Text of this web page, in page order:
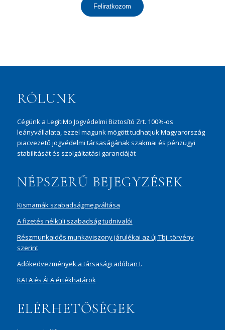
Feliratkozom
RÓLUNK
Cégünk a LegitiMo Jogvédelmi Biztosító Zrt. 100%-os
leányvállalata, ezzel magunk mögött tudhatjuk Magyarország
piacvezető jogvédelmi társaságának szakmai és pénzügyi
stabilitását és szolgáltatási garanciáját
NÉPSZERŰ BEJEGYZÉSEK
Kismamák szabadságmegváltása
A fizetés nélküli szabadság tudnivalói
Részmunkaidős munkaviszony járulékai az új Tbj. törvény
szerint
Adókedvezmények a társasági adóban I.
KATA és ÁFA értékhatárok
ELÉRHETŐSÉGEK